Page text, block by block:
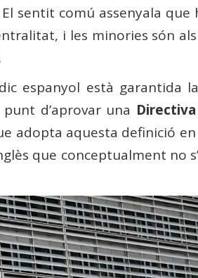
sentit comú assenyala que
i les minories són
espanyol està garantida
d’aprovar una
adopta aquesta definició
que conceptualment no